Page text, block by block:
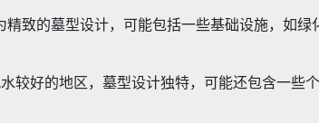
致的墓型设计，可能包括一些基础设施，如
较好的地区，墓型设计独特，可能还包含一些